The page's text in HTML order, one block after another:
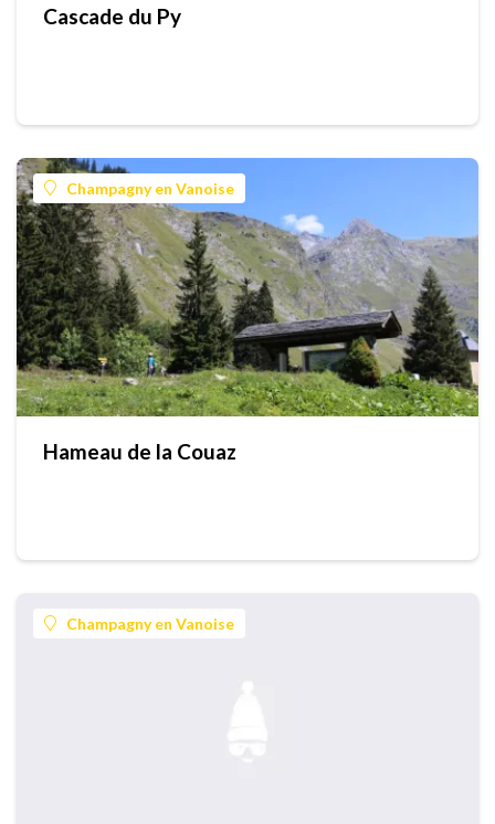
Cascade du Py
Champagny en Vanoise
Hameau de la Couaz
Champagny en Vanoise